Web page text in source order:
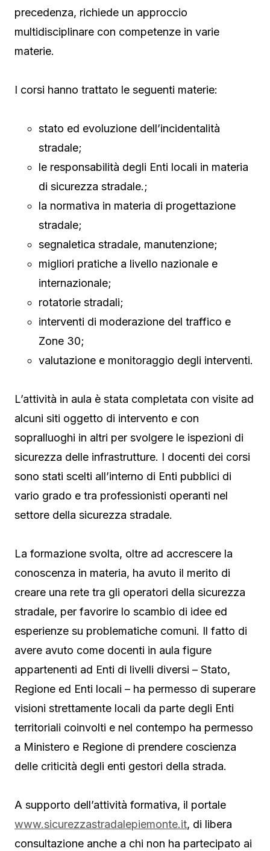
precedenza, richiede un approccio
multidisciplinare con competenze in varie
materie.
I corsi hanno trattato le seguenti materie:
stato ed evoluzione dell’incidentalità
stradale;
le responsabilità degli Enti locali in materia
di sicurezza stradale.;
la normativa in materia di progettazione
stradale;
segnaletica stradale, manutenzione;
migliori pratiche a livello nazionale e
internazionale;
rotatorie stradali;
interventi di moderazione del traffico e
Zone 30;
valutazione e monitoraggio degli interventi.
L’attività in aula è stata completata con visite ad
alcuni siti oggetto di intervento e con
sopralluoghi in altri per svolgere le ispezioni di
sicurezza delle infrastrutture. I docenti dei corsi
sono stati scelti all’interno di Enti pubblici di
vario grado e tra professionisti operanti nel
settore della sicurezza stradale.
La formazione svolta, oltre ad accrescere la
conoscenza in materia, ha avuto il merito di
creare una rete tra gli operatori della sicurezza
stradale, per favorire lo scambio di idee ed
esperienze su problematiche comuni. Il fatto di
avere avuto come docenti in aula figure
appartenenti ad Enti di livelli diversi – Stato,
Regione ed Enti locali – ha permesso di superare
visioni strettamente locali da parte degli Enti
territoriali coinvolti e nel contempo ha permesso
a Ministero e Regione di prendere coscienza
delle criticità degli enti gestori della strada.
A supporto dell’attività formativa, il portale
www.sicurezzastradalepiemonte.it, di libera
consultazione anche a chi non ha partecipato ai